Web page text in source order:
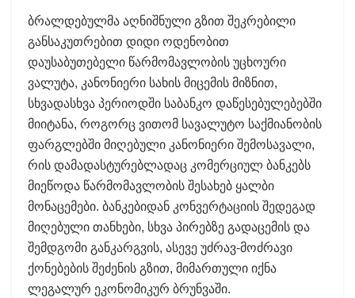
ბრალდებულმა აღნიშნული გზით შეკრებილი
განსაკუთრებით დიდი ოდენობით
დაუსაბუთებელი წარმომავლობის უცხოური
ვალუტა, კანონიერი სახის მიცემის მიზნით,
სხვადასხვა პერიოდში საბანკო დაწესებულებებში
მიიტანა, როგორც ვითომ სავალუტო საქმიანობის
ფარგლებში მიღებული კანონიერი შემოსავალი,
რის დამადასტურებლადაც კომერციულ ბანკებს
მიეწოდა წარმომავლობის შესახებ ყალბი
მონაცემები. ბანკებიდან კონვერტაციის შედეგად
მიღებული თანხები, სხვა პირებზე გადაცემის და
შემდგომი განკარგვის, ასევე უძრავ-მოძრავი
ქონებების შეძენის გზით, მიმართული იქნა
ლეგალურ ეკონომიკურ ბრუნვაში.